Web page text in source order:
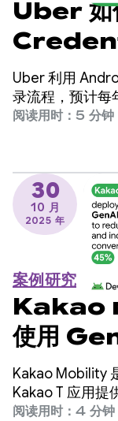
Uber
400 万
Uber 利用
录流程，预计每
高用户留存率。
阅读用时：5 分钟
30
10 月
2025 年
案例研究
Kakao
使用
成本，并
45%
Kakao Mobility
Kakao T 应用提
车、导航、自行
阅读用时：4 分钟